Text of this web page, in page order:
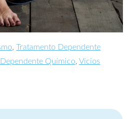
, Tratamento Dependente
Químico, Vícios